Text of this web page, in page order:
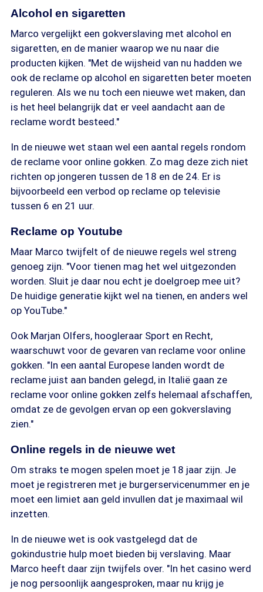
Alcohol en sigaretten
Marco vergelijkt een gokverslaving met alcohol en
sigaretten, en de manier waarop we nu naar die
producten kijken. "Met de wijsheid van nu hadden we
ook de reclame op alcohol en sigaretten beter moeten
reguleren. Als we nu toch een nieuwe wet maken, dan
is het heel belangrijk dat er veel aandacht aan de
reclame wordt besteed."
In de nieuwe wet staan wel een aantal regels rondom
de reclame voor online gokken. Zo mag deze zich niet
richten op jongeren tussen de 18 en de 24. Er is
bijvoorbeeld een verbod op reclame op televisie
tussen 6 en 21 uur.
Reclame op Youtube
Maar Marco twijfelt of de nieuwe regels wel streng
genoeg zijn. "Voor tienen mag het wel uitgezonden
worden. Sluit je daar nou echt je doelgroep mee uit?
De huidige generatie kijkt wel na tienen, en anders wel
op YouTube."
Ook Marjan Olfers, hoogleraar Sport en Recht,
waarschuwt voor de gevaren van reclame voor online
gokken. "In een aantal Europese landen wordt de
reclame juist aan banden gelegd, in Italië gaan ze
reclame voor online gokken zelfs helemaal afschaffen,
omdat ze de gevolgen ervan op een gokverslaving
zien."
Online regels in de nieuwe wet
Om straks te mogen spelen moet je 18 jaar zijn. Je
moet je registreren met je burgerservicenummer en je
moet een limiet aan geld invullen dat je maximaal wil
inzetten.
In de nieuwe wet is ook vastgelegd dat de
gokindustrie hulp moet bieden bij verslaving. Maar
Marco heeft daar zijn twijfels over. "In het casino werd
je nog persoonlijk aangesproken, maar nu krijg je